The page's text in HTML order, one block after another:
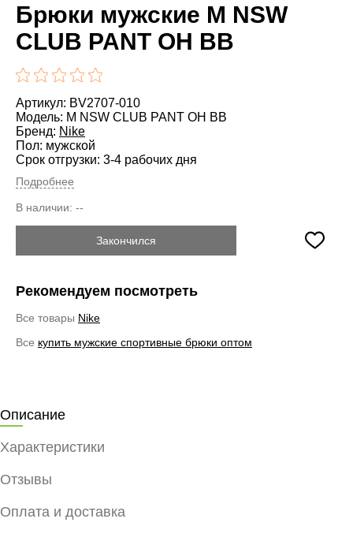
Брюки мужские M NSW
CLUB PANT OH BB
Артикул: BV2707-010
Модель: M NSW CLUB PANT OH BB
Бренд: Nike
Пол: мужской
Срок отгрузки: 3-4 рабочих дня
Подробнее
В наличии: --
Закончился
Рекомендуем посмотреть
Все товары Nike
Все купить мужские спортивные брюки оптом
Описание
Характеристики
Отзывы
Оплата и доставка